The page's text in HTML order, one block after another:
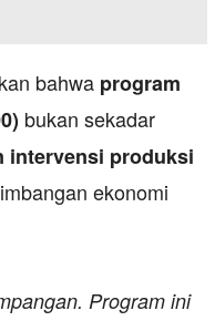
bahwa program
bukan sekadar
intervensi produksi
ekonomi
Program ini